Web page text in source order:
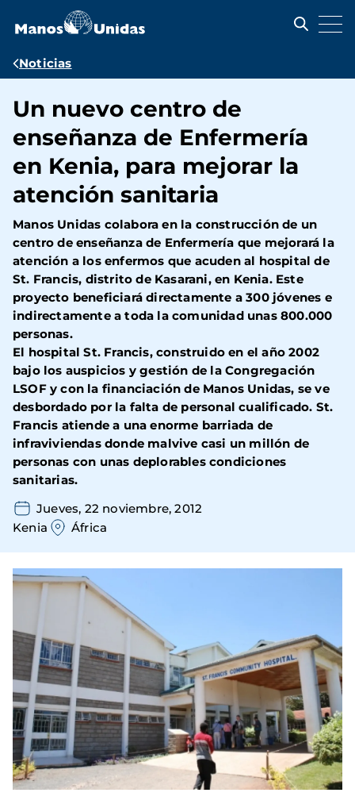
contenido
Ruta
navegación
Noticias
Un nuevo centro de
enseñanza de Enfermería
en Kenia, para mejorar la
atención sanitaria
Manos Unidas colabora en la construcción de un
centro de enseñanza de Enfermería que mejorará la
atención a los enfermos que acuden al hospital de
St. Francis, distrito de Kasarani, en Kenia. Este
proyecto beneficiará directamente a 300 jóvenes e
indirectamente a toda la comunidad unas 800.000
personas.
El hospital St. Francis, construido en el año 2002
bajo los auspicios y gestión de la Congregación
LSOF y con la financiación de Manos Unidas, se ve
desbordado por la falta de personal cualificado. St.
Francis atiende a una enorme barriada de
infraviviendas donde malvive casi un millón de
personas con unas deplorables condiciones
sanitarias.
Jueves, 22 noviembre, 2012
Kenia
África